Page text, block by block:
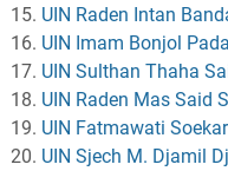
UIN Raden Intan
UIN Imam Bonjol
UIN Sulthan Thaha
UIN Raden Mas Said
UIN Fatmawati
UIN Sjech M. Djamil